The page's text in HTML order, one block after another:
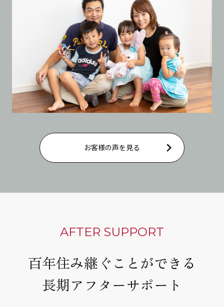
お客様の声を見る
AFTER SUPPORT
百年住み継ぐことができる
長期アフターサポート